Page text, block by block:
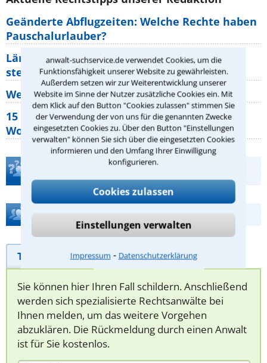
anwalt-suchservice.de verwendet Cookies, um die
Funktionsfähigkeit unserer Website zu gewährleisten.
Außerdem setzen wir zur Weiterentwicklung unserer
Website im Sinne der Nutzer zusätzliche Cookies ein. Mit
dem Klick auf den Button "Cookies zulassen" stimmen Sie
der Verwendung der von uns für die genannten Zwecke
eingesetzten Cookies zu. Über den Button "Einstellungen
verwalten" können Sie sich über die eingesetzten Cookies
informieren und den Umfang Ihrer Einwilligung
konfigurieren.
Cookies zulassen
Einstellungen verwalten
Impressum ⁃ Datenschutzerklärung
Geänderte Abflugzeiten: Welche Rechte haben
Pauschalurlauber?
Lärm von den Nachbarn: Welche Rechte
stehen mir zu?
Wer muss Zweitwohnungssteuer zahlen?
15 elementare Rechte, die jeder
Wohnungseigentümer kennen sollte
Teste Dein Rechtswissen
Hilfe bei Ihrer Anwaltsuche?
Telefonhilfe Beratungsanfrage
Sie können hier Ihren Fall schildern. Anschließend
werden sich spezialisierte Rechtsanwälte bei
Ihnen melden, um das weitere Vorgehen
abzuklären. Die Rückmeldung durch einen Anwalt
ist für Sie kostenlos.